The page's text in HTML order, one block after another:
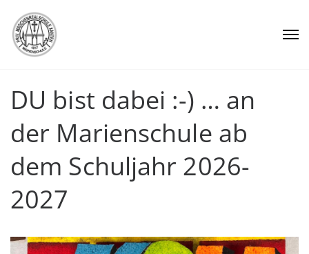
DU bist dabei :-) … an
der Marienschule ab
dem Schuljahr 2026-
2027